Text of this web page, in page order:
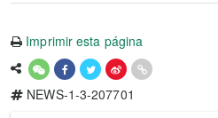
Imprimir esta página
NEWS-1-3-207701